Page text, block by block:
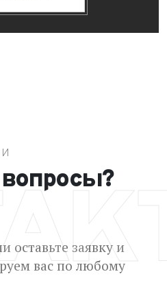
оставьте заявку и
вас по любому